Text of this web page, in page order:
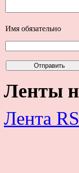
Имя обязательно
Ленты
Лента